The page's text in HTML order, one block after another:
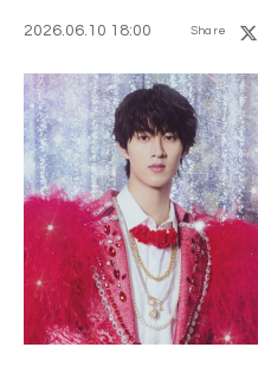
2026.06.10 18:00 Share